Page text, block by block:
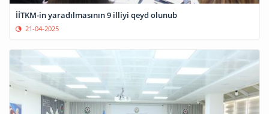
İİTKM-in yaradılmasının 9 illiyi qeyd olunub
21-04-2025